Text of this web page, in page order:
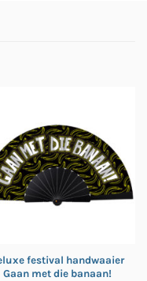
festival handwaaier
Gaan met die banaan!